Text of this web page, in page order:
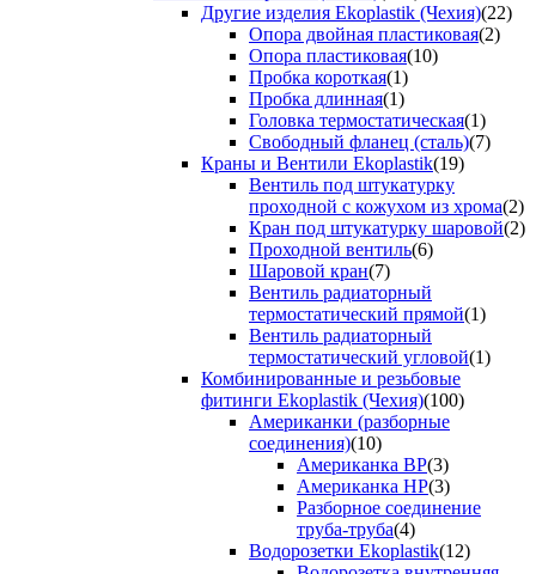
Другие изделия Ekoplastik (Чехия)(22)
Опора двойная пластиковая(2)
Опора пластиковая(10)
Пробка короткая(1)
Пробка длинная(1)
Головка термостатическая(1)
Свободный фланец (сталь)(7)
Краны и Вентили Ekoplastik(19)
Вентиль под штукатурку
проходной с кожухом из хрома(2)
Кран под штукатурку шаровой(2)
Проходной вентиль(6)
Шаровой кран(7)
Вентиль радиаторный
термостатический прямой(1)
Вентиль радиаторный
термостатический угловой(1)
Комбинированные и резьбовые
фитинги Ekoplastik (Чехия)(100)
Американки (разборные
соединения)(10)
Американка ВР(3)
Американка НР(3)
Разборное соединение
труба-труба(4)
Водорозетки Ekoplastik(12)